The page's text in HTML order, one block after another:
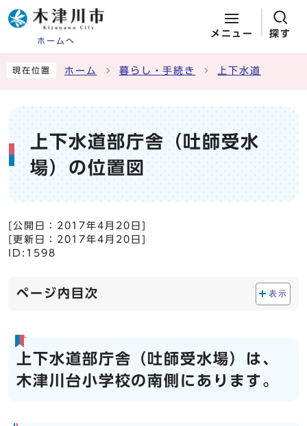
ホームへ
メニュー 探す
現在位置 ホーム 暮らし・手続き 上下水道
上下水道部庁舎（吐師受水
場）の位置図
[公開日： 2017年4月20日
[更新日： 2017年4月20日
ID:1598
ページ内目次 表示
上下水道部庁舎（吐師受水場）は、
木津川台小学校の南側にあります。